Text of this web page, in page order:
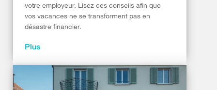
votre employeur. Lisez ces conseils afin que
vos vacances ne se transforment pas en
désastre financier.
Plus